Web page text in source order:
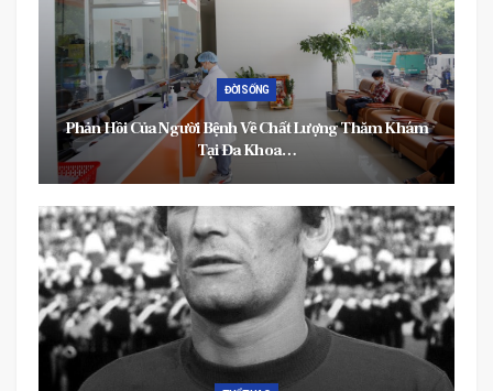
ĐỜI SỐNG
Phản Hồi Của Người Bệnh Về Chất Lượng Thăm Khám
Tại Đa Khoa…